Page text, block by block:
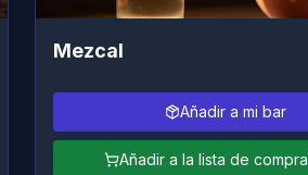
Mezcal
Añadir a mi bar
Añadir a la lista de compra